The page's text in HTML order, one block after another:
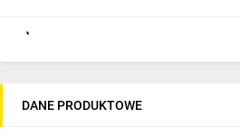
DANE PRODUKTOWE